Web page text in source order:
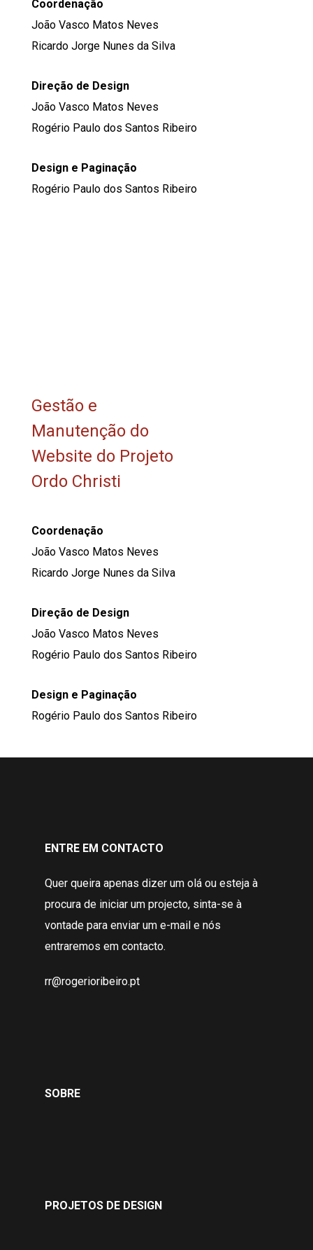
Coordenação
João Vasco Matos Neves
Ricardo Jorge Nunes da Silva
Direção de Design
João Vasco Matos Neves
Rogério Paulo dos Santos Ribeiro
Design e Paginação
Rogério Paulo dos Santos Ribeiro
Gestão e
Manutenção do
Website do Projeto
Ordo Christi
Coordenação
João Vasco Matos Neves
Ricardo Jorge Nunes da Silva
Direção de Design
João Vasco Matos Neves
Rogério Paulo dos Santos Ribeiro
Design e Paginação
Rogério Paulo dos Santos Ribeiro
ENTRE EM CONTACTO
Quer queira apenas dizer um olá ou esteja à
procura de iniciar um projecto, sinta-se à
vontade para enviar um e-mail e nós
entraremos em contacto.
rr@rogerioribeiro.pt
SOBRE
PROJETOS DE DESIGN